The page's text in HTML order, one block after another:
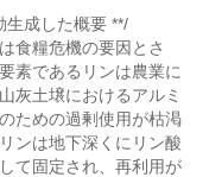
生成した概要 **/
食糧危機の要因とさ
素であるリンは農業に
灰土壌におけるアルミ
ための過剰使用が枯渇
ンは地下深くにリン酸
て固定され、再利用が